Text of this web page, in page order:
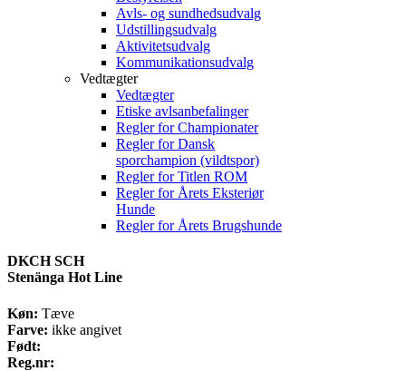
Avls- og sundhedsudvalg
Udstillingsudvalg
Aktivitetsudvalg
Kommunikationsudvalg
Vedtægter
Vedtægter
Etiske avlsanbefalinger
Regler for Championater
Regler for Dansk
sporchampion (vildtspor)
Regler for Titlen ROM
Regler for Årets Eksteriør
Hunde
Regler for Årets Brugshunde
DKCH SCH
Stenänga Hot Line
Køn: Tæve
Farve: ikke angivet
Født:
Reg.nr: